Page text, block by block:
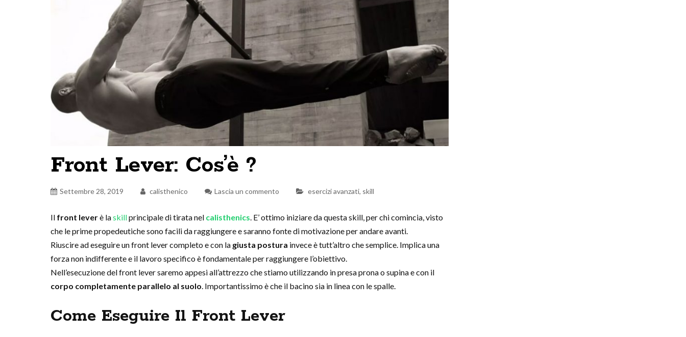
Front Lever: Cos’è ?
Settembre 28, 2019 calisthenico Lascia un commento esercizi avanzati, skill
Il front leverè laskillprincipale di tirata nel calisthenics. E’ ottimo iniziare da questa skill, per chi comincia, visto
che le prime propedeutiche sono facili da raggiungere e saranno fonte di motivazione per andare avanti.
Riuscire ad eseguire un front lever completo e con la giusta postura invece è tutt’altro che semplice. Implica una
forza non indifferente e il lavoro specifico è fondamentale per raggiungere l’obiettivo.
Nell’esecuzione del front lever saremo appesi all’attrezzo che stiamo utilizzando in presa prona o supina e con il
corpo completamente parallelo al suolo. Importantissimo è che il bacino sia in linea con le spalle.
Come Eseguire Il Front Lever